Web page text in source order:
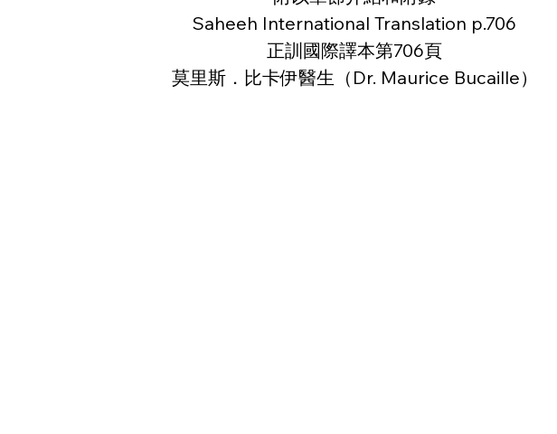
Saheeh International Translation p.706
正訓國際譯本第706頁
莫里斯．比卡伊醫生（Dr. Maurice Bucaille）